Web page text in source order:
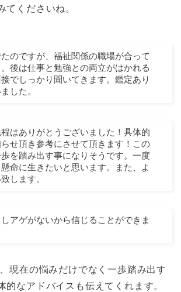
てくださいね。
のですが、福祉関係の職場が合って
後は仕事と勉強との両立がはかれる
でしっかり聞いてきます。鑑定あり
した。
はありがとうございました！具体的
せ頂き参考にさせて頂きます！この
を踏み出す事になりそうです。一度
命に生きたいと思います。また、よ
します。
アゲがないから信じることができま
現在の悩みだけでなく一歩踏み出す
的なアドバイスも伝えてくれます。